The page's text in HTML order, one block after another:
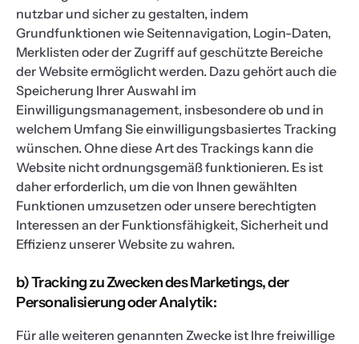
nutzbar und sicher zu gestalten, indem
Grundfunktionen wie Seitennavigation, Login-Daten,
Merklisten oder der Zugriff auf geschützte Bereiche
der Website ermöglicht werden. Dazu gehört auch die
Speicherung Ihrer Auswahl im
Einwilligungsmanagement, insbesondere ob und in
welchem Umfang Sie einwilligungsbasiertes Tracking
wünschen. Ohne diese Art des Trackings kann die
Website nicht ordnungsgemäß funktionieren. Es ist
daher erforderlich, um die von Ihnen gewählten
Funktionen umzusetzen oder unsere berechtigten
Interessen an der Funktionsfähigkeit, Sicherheit und
Effizienz unserer Website zu wahren.
b) Tracking zu Zwecken des Marketings, der
Personalisierung oder Analytik:
Für alle weiteren genannten Zwecke ist Ihre freiwillige